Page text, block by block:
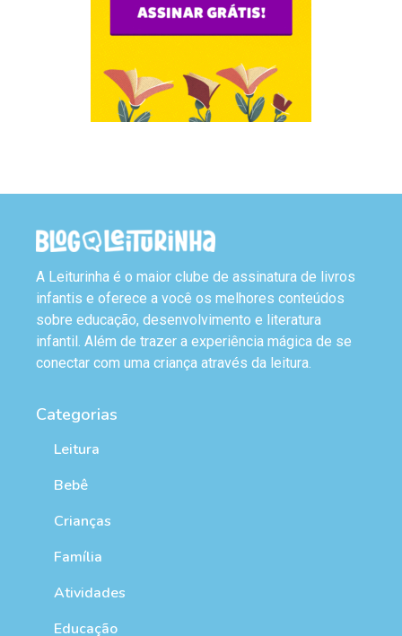
A Leiturinha é o maior clube de assinatura de livros
infantis e oferece a você os melhores conteúdos
sobre educação, desenvolvimento e literatura
infantil. Além de trazer a experiência mágica de se
conectar com uma criança através da leitura.
Categorias
Leitura
Bebê
Crianças
Família
Atividades
Educação